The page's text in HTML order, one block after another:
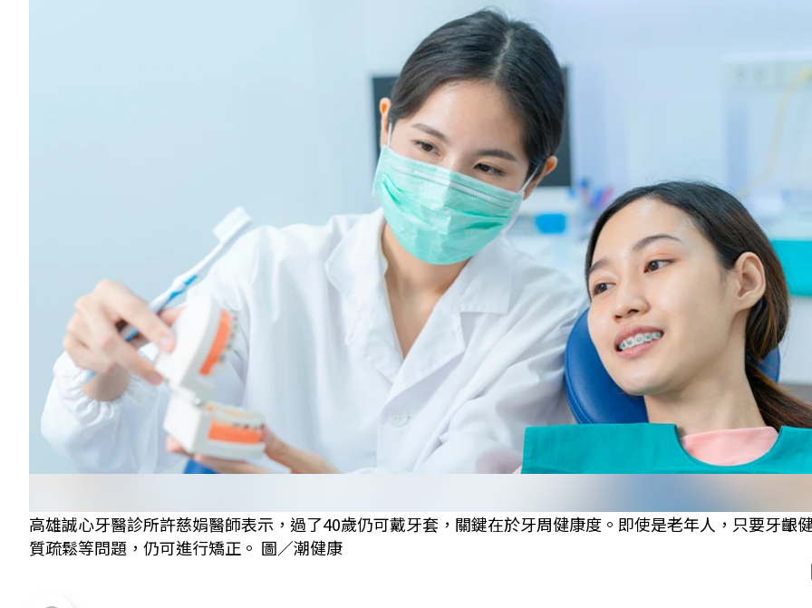
高雄誠心牙醫診所許慈娟醫師表示，過了40歲仍可戴牙套，關鍵在於牙周健康度。即使是老年人，只要牙齦
質疏鬆等問題，仍可進行矯正。 圖／潮健康